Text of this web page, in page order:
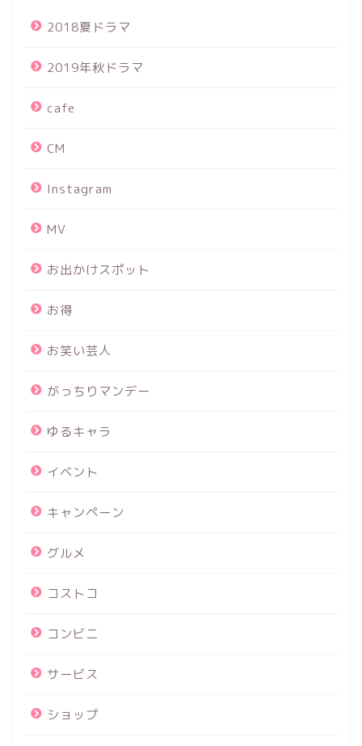
2018夏ドラマ
2019年秋ドラマ
cafe
CM
Instagram
MV
お出かけスポット
お得
お笑い芸人
がっちりマンデー
ゆるキャラ
イベント
キャンペーン
グルメ
コストコ
コンビニ
サービス
ショップ